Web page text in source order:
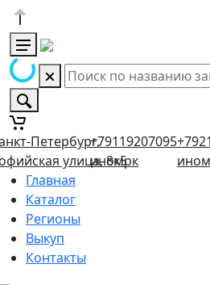
Петербург,
улица, 8к5
+79119207095
иномрк
Главная
Каталог
Регионы
Выкуп
Контакты